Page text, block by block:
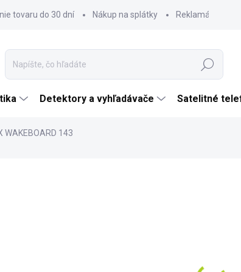
tovaru do 30 dní Nákup na splátky Reklamácia
Hľadať
Detektory a vyhľadávače Satelitné
WAKEBOARD 143